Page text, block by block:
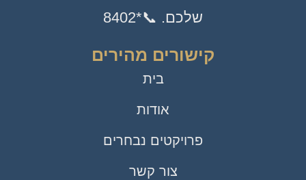
שלכם. 📞*8402
קישורים מהירים
בית
אודות
פרויקטים נבחרים
צור קשר